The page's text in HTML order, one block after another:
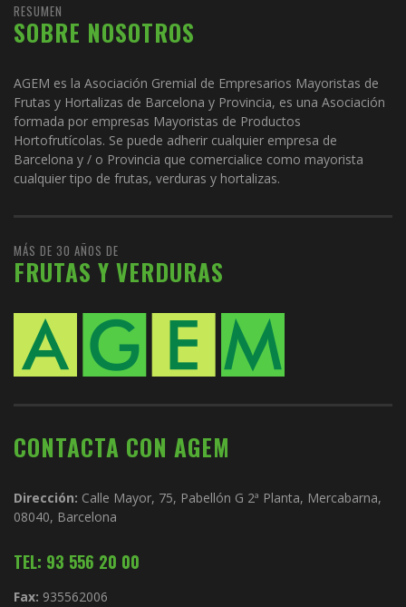
RESUMEN
SOBRE NOSOTROS
AGEM es la Asociación Gremial de Empresarios Mayoristas de
Frutas y Hortalizas de Barcelona y Provincia, es una Asociación
formada por empresas Mayoristas de Productos
Hortofrutícolas. Se puede adherir cualquier empresa de
Barcelona y / o Provincia que comercialice como mayorista
cualquier tipo de frutas, verduras y hortalizas.
MÁS DE 30 AÑOS DE
FRUTAS Y VERDURAS
CONTACTA CON AGEM
Dirección: Calle Mayor, 75, Pabellón G 2ª Planta, Mercabarna,
08040, Barcelona
TEL: 93 556 20 00
Fax: 935562006